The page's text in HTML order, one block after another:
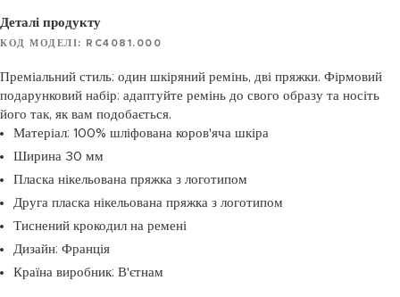
Деталі продукту
КОД МОДЕЛІ: RC4081.000
Преміальний стиль: один шкіряний ремінь, дві пряжки. Фірмовий
подарунковий набір: адаптуйте ремінь до свого образу та носіть
його так, як вам подобається.
Матеріал: 100% шліфована коров'яча шкіра
Ширина 30 мм
Пласка нікельована пряжка з логотипом
Друга пласка нікельована пряжка з логотипом
Тиснений крокодил на ремені
Дизайн: Франція
Країна виробник: В'єтнам